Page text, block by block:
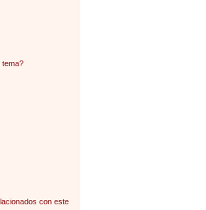
tema?
con este